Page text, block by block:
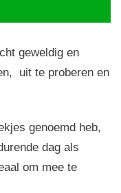
geweldig en
uit te proberen en
genoemd heb,
dag als
om mee te